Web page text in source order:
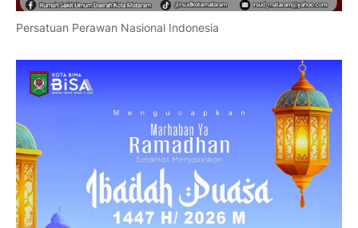
Persatuan Perawan Nasional Indonesia